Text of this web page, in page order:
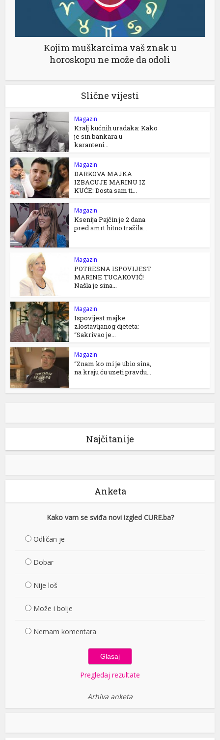
Kojim muškarcima vaš znak u
horoskopu ne može da odoli
Slične vijesti
Magazin
Kralj kućnih uradaka: Kako
je sin bankara u
karanteni...
Magazin
DARKOVA MAJKA
IZBACUJE MARINU IZ
KUĆE: Dosta sam ti...
Magazin
Ksenija Pajčin je 2 dana
pred smrt hitno tražila...
Magazin
POTRESNA ISPOVIJEST
MARINE TUCAKOVIĆ!
Našla je sina...
Magazin
Ispovijest majke
zlostavljanog djeteta:
“Sakrivao je...
Magazin
“Znam ko mi je ubio sina,
na kraju ću uzeti pravdu...
Najčitanije
Anketa
Kako vam se sviđa novi izgled CURE.ba?
Odličan je
Dobar
Nije loš
Može i bolje
Nemam komentara
Pregledaj rezultate
Arhiva anketa